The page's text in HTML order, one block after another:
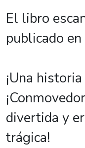
El libro
publicado
¡Una
divertida y
trágica!